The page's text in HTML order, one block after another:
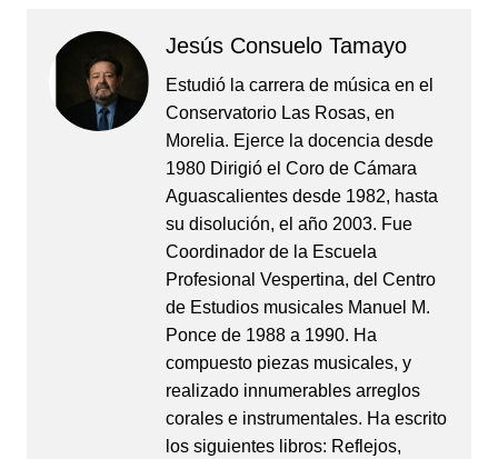
Jesús Consuelo Tamayo
Estudió la carrera de música en el
Conservatorio Las Rosas, en
Morelia. Ejerce la docencia desde
1980 Dirigió el Coro de Cámara
Aguascalientes desde 1982, hasta
su disolución, el año 2003. Fue
Coordinador de la Escuela
Profesional Vespertina, del Centro
de Estudios musicales Manuel M.
Ponce de 1988 a 1990. Ha
compuesto piezas musicales, y
realizado innumerables arreglos
corales e instrumentales. Ha escrito
los siguientes libros: Reflejos,